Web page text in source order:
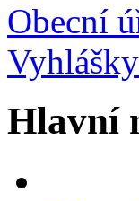
Obecní
Hlavní